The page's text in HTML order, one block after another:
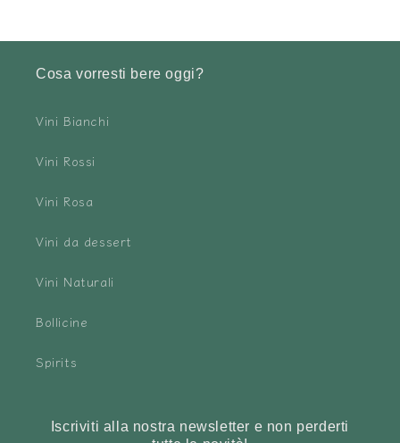
Cosa vorresti bere oggi?
Vini Bianchi
Vini Rossi
Vini Rosa
Vini da dessert
Vini Naturali
Bollicine
Spirits
Iscriviti alla nostra newsletter e non perderti